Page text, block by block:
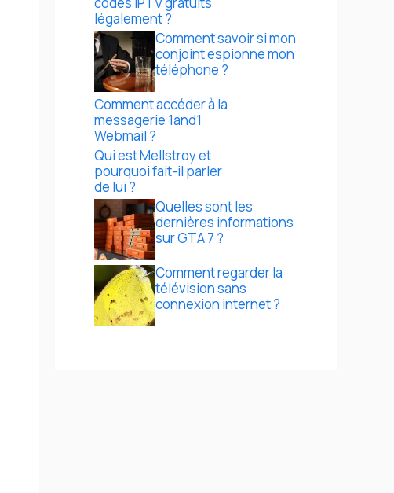
légalement ?
Comment savoir si mon
conjoint espionne mon
téléphone ?
Comment accéder à la
messagerie 1and1
Webmail ?
Qui est Mellstroy et
pourquoi fait-il parler
de lui ?
Quelles sont les
dernières informations
sur GTA 7 ?
Comment regarder la
télévision sans
connexion internet ?